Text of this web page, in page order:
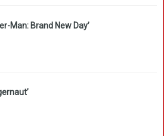
Man: Brand New Day’